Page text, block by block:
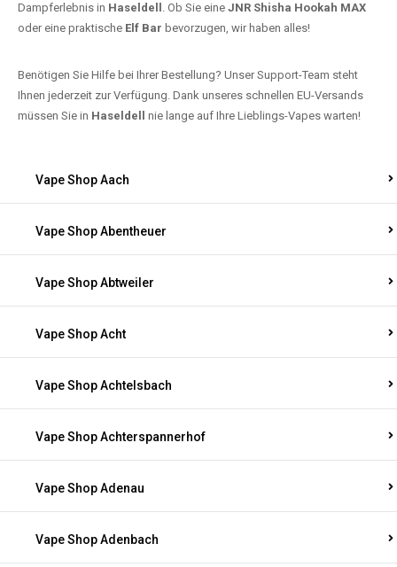
Dampferlebnis in Haseldell . Ob Sie eine JNR Shisha Hookah MAX
oder eine praktische Elf Bar bevorzugen, wir haben alles!
Benötigen Sie Hilfe bei Ihrer Bestellung? Unser Support-Team steht
Ihnen jederzeit zur Verfügung. Dank unseres schnellen EU-Versands
müssen Sie in Haseldell nie lange auf Ihre Lieblings-Vapes warten!
Vape Shop Aach
Vape Shop Abentheuer
Vape Shop Abtweiler
Vape Shop Acht
Vape Shop Achtelsbach
Vape Shop Achterspannerhof
Vape Shop Adenau
Vape Shop Adenbach